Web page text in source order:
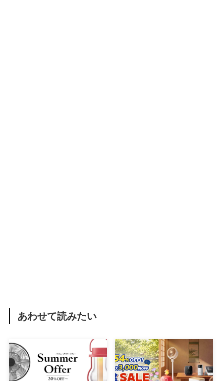
あわせて読みたい